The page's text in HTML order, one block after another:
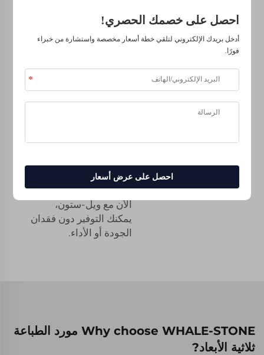
نحن نعلم أن توفير المال
الطباعة الثلاثية الأبعاد
لتقديم القيمة المثالية لك.
خطة التسعير التي تناسب
ميزانيتك بشكل أفضل.
الآن مع ويل-ستون،
يمكنك التوفير دون فقدان
الجودة أو الأداء.
Why choose WHALE-STONE مورد الطباعة
ثلاثية الأبعاد?
احصل على خصمك الحصري!
أدخل بريدك الإلكتروني لتلقي خطة أسعار مخصصة واستشارة من خبراء
فورًا.
احصل على عرض أسعار